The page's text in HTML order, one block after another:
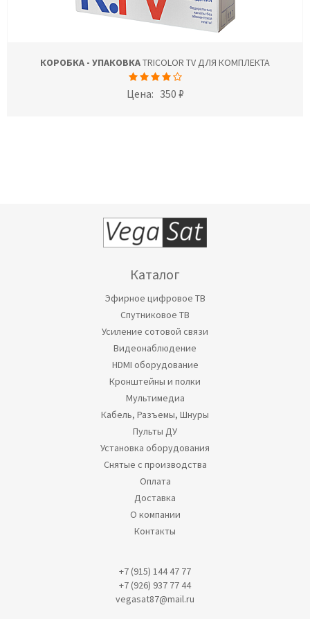
КОРОБКА - УПАКОВКАTRICOLOR TV ДЛЯ КОМПЛЕКТА
Цена: 350 ₽
Каталог
Эфирное цифровое ТВ
Спутниковое ТВ
Усиление сотовой связи
Видеонаблюдение
HDMI оборудование
Кронштейны и полки
Мультимедиа
Кабель, Разъемы, Шнуры
Пульты ДУ
Установка оборудования
Снятые с производства
Оплата
Доставка
О компании
Контакты
+7 (915) 144 47 77
+7 (926) 937 77 44
vegasat87@mail.ru